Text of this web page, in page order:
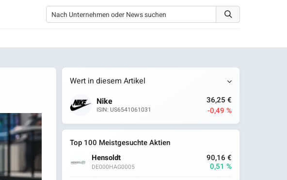
Wert in diesem Artikel
Nike
ISIN: US6541061031
36,25 €
-0,49 %
Top 100 Meistgesuchte Aktien
Hensoldt
DE000HAG0005
90,16 €
0,51 %